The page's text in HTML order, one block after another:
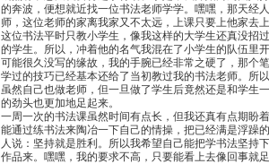
的奔波，便想就近找一位书法老师学学。嘿嘿，那天经
师，这位老师的家离我家又不太远，上课只要上他家去上
这位书法平时只教小学生，像我这样的大学生还真没招
的学生。所以，冲着他的名气我混在了小学生的队伍里开
可能很久没写的缘故，我的手腕已经非常之硬了，那个
学过的技巧已经基本还给了当初教过我的书法老师。所
虽然自己也做老师，但一旦做了学生后竟然还是和学生
的劲头也更加地足起来。
一周一次的书法课虽然时间有点长，但我还真有点期盼
能通过练书法来陶冶一下自己的情操，把已经满是浮躁的
人说：坚持就是胜利。所以我希望自己能把学书法坚持
作品来。嘿嘿，我的要求不高，只要能看上去像回事就足